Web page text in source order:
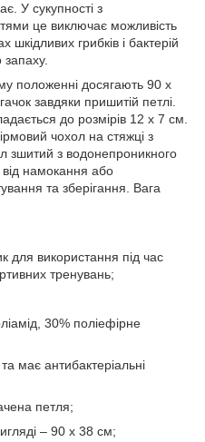
У сукупності з
це виключає можливість
шкідливих грибків і бактерій
положенні досягають 90 х
завдяки пришитій петлі.
до розмірів 12 х 7 см.
чохол на стяжці з
зшитий з водонепроникного
намокання або
та зберігання. Вага
для використання під час
тренувань;
30% поліефірне
має антибактеріальні
петля;
– 90 х 38 см;